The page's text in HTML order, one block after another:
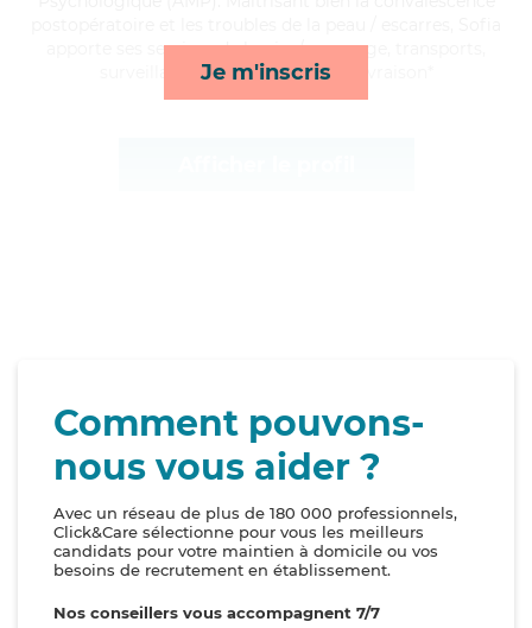
Je m'inscris
apporte ses services de lessive/repassage, transports,
surveillance de nuit et courses/livraison*
Comment pouvons-
nous vous aider ?
Avec un réseau de plus de 180 000 professionnels,
Click&Care sélectionne pour vous les meilleurs
candidats pour votre maintien à domicile ou vos
besoins de recrutement en établissement.
Nos conseillers vous accompagnent 7/7